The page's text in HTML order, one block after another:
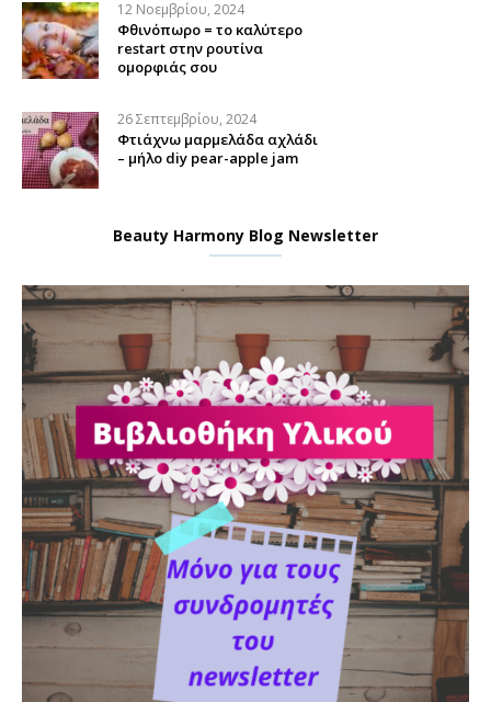
12 Νοεμβρίου, 2024
Φθινόπωρο = το καλύτερο
restart στην ρουτίνα
ομορφιάς σου
26 Σεπτεμβρίου, 2024
Φτιάχνω μαρμελάδα αχλάδι
– μήλο diy pear-apple jam
Beauty Harmony Blog Newsletter